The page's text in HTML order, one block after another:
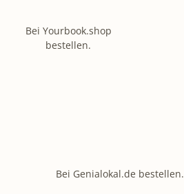
Bei Yourbook.shop
bestellen.
Bei Genialokal.de bestellen.